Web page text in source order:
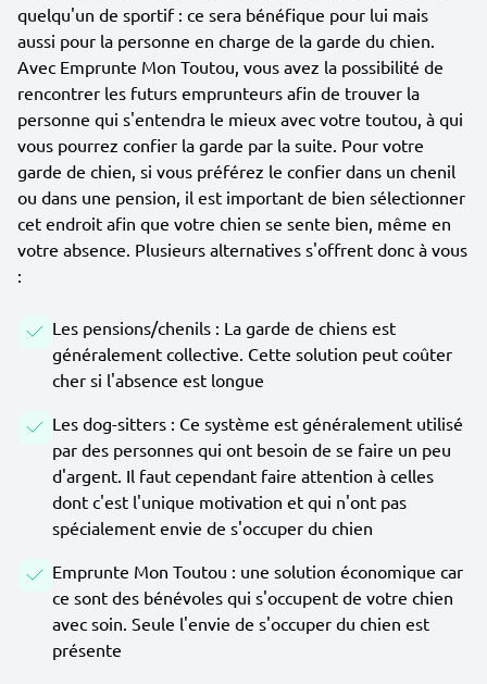
quelqu'un de sportif : ce sera bénéfique pour lui mais
aussi pour la personne en charge de la garde du chien.
Avec Emprunte Mon Toutou, vous avez la possibilité de
rencontrer les futurs emprunteurs afin de trouver la
personne qui s'entendra le mieux avec votre toutou, à qui
vous pourrez confier la garde par la suite. Pour votre
garde de chien, si vous préférez le confier dans un chenil
ou dans une pension, il est important de bien sélectionner
cet endroit afin que votre chien se sente bien, même en
votre absence. Plusieurs alternatives s'offrent donc à vous
:
Les pensions/chenils : La garde de chiens est
généralement collective. Cette solution peut coûter
cher si l'absence est longue
Les dog-sitters : Ce système est généralement utilisé
par des personnes qui ont besoin de se faire un peu
d'argent. Il faut cependant faire attention à celles
dont c'est l'unique motivation et qui n'ont pas
spécialement envie de s'occuper du chien
Emprunte Mon Toutou : une solution économique car
ce sont des bénévoles qui s'occupent de votre chien
avec soin. Seule l'envie de s'occuper du chien est
présente